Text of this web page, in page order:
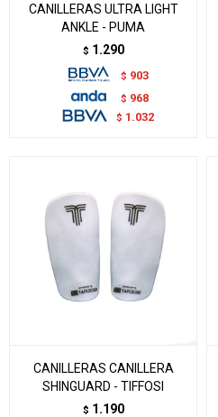
CANILLERAS ULTRA LIGHT
ANKLE - PUMA
$ 1.290
$ 903
$ 968
$ 1.032
CANILLERAS CANILLERA
SHINGUARD - TIFFOSI
$ 1.190